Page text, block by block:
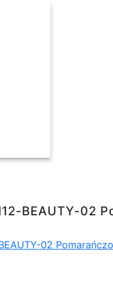
Pomarańczowy
BEAUTY-02
02